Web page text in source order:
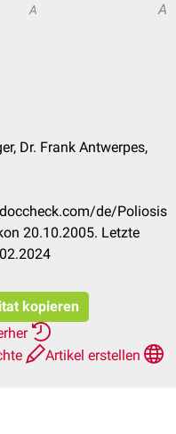
A A
Dr. Frank Antwerpes,
de/Poliosis
20.10.2005. Letzte
kopieren
Artikel erstellen